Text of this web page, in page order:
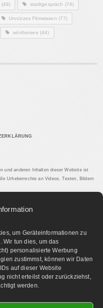
um Geräteinformationen zu
Wir tun dies, um das
personalisierte Werbung
zustimmst, können wir Daten
auf dieser Website
nicht erteilst oder zurückziehst,
werden.
(49) stadtgespräch (74)
Unnützes Filmwissen (77)
wörthersee (44)
und anderen Inhalten dieser Website ist
Urheberrechte an Videos, Texten, Bildern